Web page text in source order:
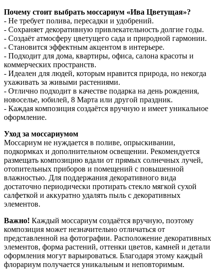
Почему стоит выбрать моссариум «Ива Цветущая»?
- Не требует полива, пересадки и удобрений.
- Сохраняет декоративную привлекательность долгие годы.
- Создаёт атмосферу цветущего сада и природной гармонии.
- Становится эффектным акцентом в интерьере.
- Подходит для дома, квартиры, офиса, салона красоты и
коммерческих пространств.
- Идеален для людей, которым нравится природа, но некогда
ухаживать за живыми растениями.
- Отлично подходит в качестве подарка на день рождения,
новоселье, юбилей, 8 Марта или другой праздник.
- Каждая композиция создаётся вручную и имеет уникальное
оформление.
Уход за моссариумом
Моссариум не нуждается в поливе, опрыскивании,
подкормках и дополнительном освещении. Рекомендуется
размещать композицию вдали от прямых солнечных лучей,
отопительных приборов и помещений с повышенной
влажностью. Для поддержания декоративного вида
достаточно периодически протирать стекло мягкой сухой
салфеткой и аккуратно удалять пыль с декоративных
элементов.
Важно! Каждый моссариум создаётся вручную, поэтому
композиция может незначительно отличаться от
представленной на фотографии. Расположение декоративных
элементов, форма растений, оттенки цветов, камней и детали
оформления могут варьироваться. Благодаря этому каждый
флорариум получается уникальным и неповторимым.